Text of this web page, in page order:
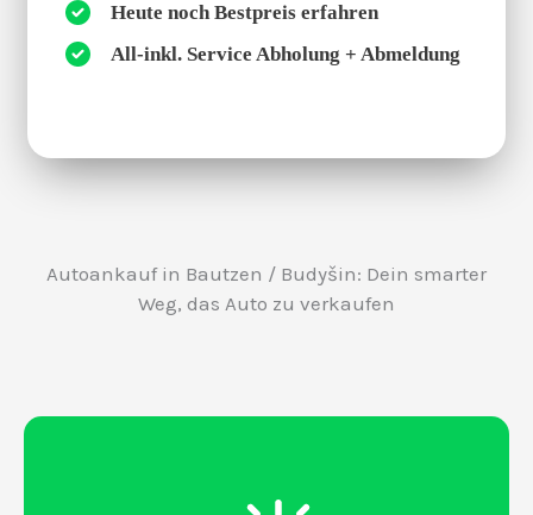
Heute noch Bestpreis erfahren
All-inkl. Service Abholung + Abmeldung
Autoankauf in Bautzen / Budyšin: Dein smarter
Weg, das Auto zu verkaufen